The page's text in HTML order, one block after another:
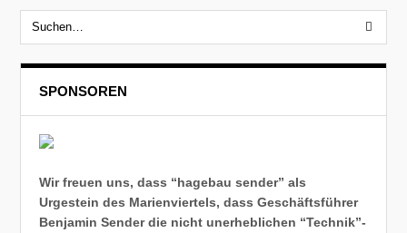
SPONSOREN
Wir freuen uns, dass “hagebau sender” als
Urgestein des Marienviertels, dass Geschäftsführer
Benjamin Sender die nicht unerheblichen “Technik”-